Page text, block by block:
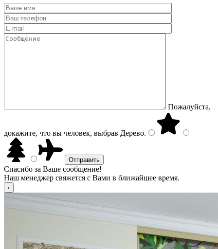
Пожалуйста,
докажите, что вы человек, выбрав Дерево.
Спасибо за Ваше сообщение!
Наш менеджер свяжется с Вами в ближайшее время.